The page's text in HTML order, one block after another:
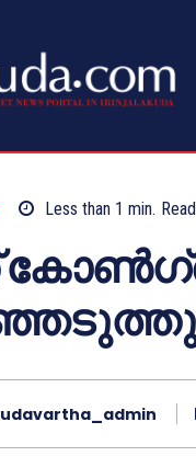
Less than 1 min. Read